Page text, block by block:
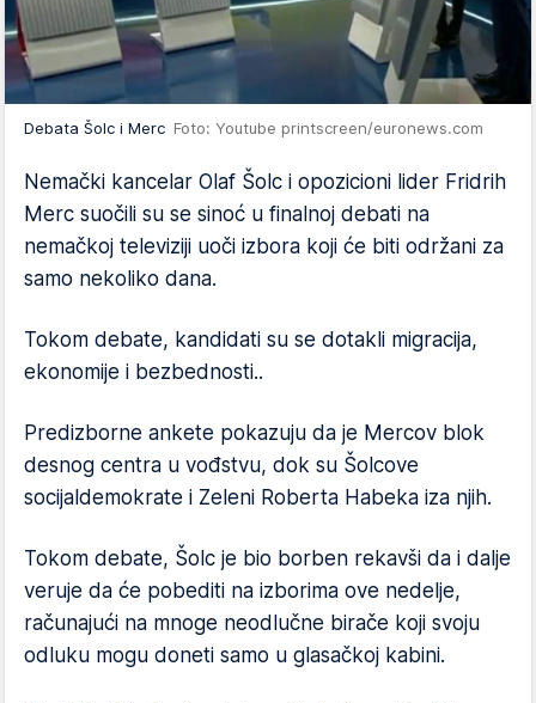
Debata Šolc i Merc Foto: Youtube printscreen/euronews.com
Nemački kancelar Olaf Šolc i opozicioni lider Fridrih
Merc suočili su se sinoć u finalnoj debati na
nemačkoj televiziji uoči izbora koji će biti održani za
samo nekoliko dana.
Tokom debate, kandidati su se dotakli migracija,
ekonomije i bezbednosti..
Predizborne ankete pokazuju da je Mercov blok
desnog centra u vođstvu, dok su Šolcove
socijaldemokrate i Zeleni Roberta Habeka iza njih.
Tokom debate, Šolc je bio borben rekavši da i dalje
veruje da će pobediti na izborima ove nedelje,
računajući na mnoge neodlučne birače koji svoju
odluku mogu doneti samo u glasačkoj kabini.